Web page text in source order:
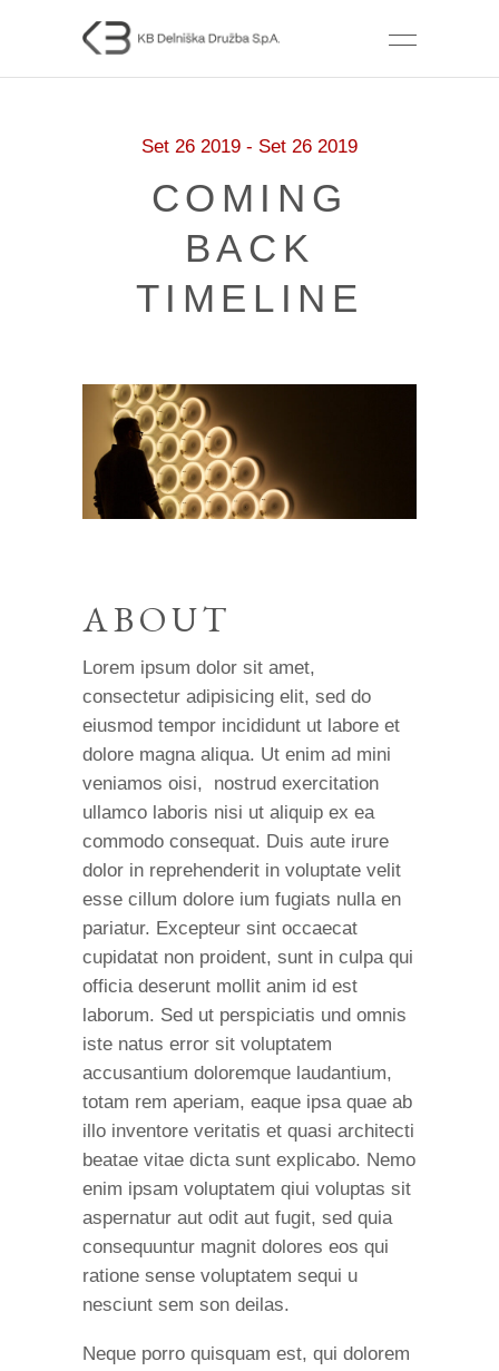
Set 26 2019 - Set 26 2019
COMING
BACK
TIMELINE
ABOUT
Lorem ipsum dolor sit amet,
consectetur adipisicing elit, sed do
eiusmod tempor incididunt ut labore et
dolore magna aliqua. Ut enim ad mini
veniamos oisi, nostrud exercitation
ullamco laboris nisi ut aliquip ex ea
commodo consequat. Duis aute irure
dolor in reprehenderit in voluptate velit
esse cillum dolore ium fugiats nulla en
pariatur. Excepteur sint occaecat
cupidatat non proident, sunt in culpa qui
officia deserunt mollit anim id est
laborum. Sed ut perspiciatis und omnis
iste natus error sit voluptatem
accusantium doloremque laudantium,
totam rem aperiam, eaque ipsa quae ab
illo inventore veritatis et quasi architecti
beatae vitae dicta sunt explicabo. Nemo
enim ipsam voluptatem qiui voluptas sit
aspernatur aut odit aut fugit, sed quia
consequuntur magnit dolores eos qui
ratione sense voluptatem sequi u
nesciunt sem son deilas.
Neque porro quisquam est, qui dolorem